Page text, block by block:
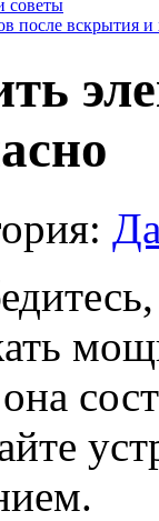
советы
после вскрытия и